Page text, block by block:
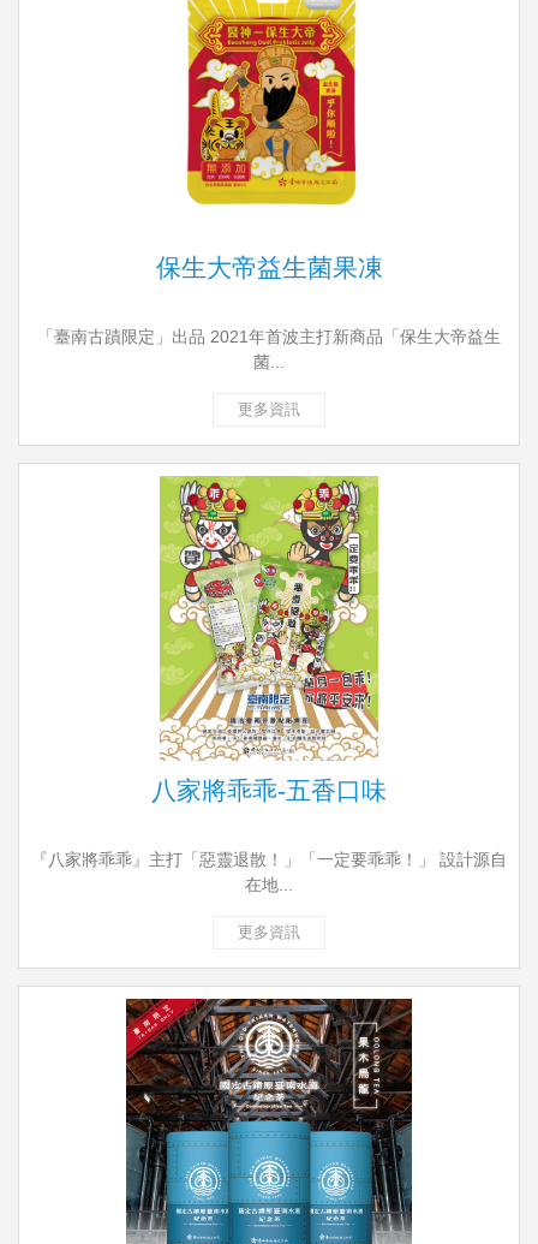
保生大帝益生菌果凍
「臺南古蹟限定」出品 2021年首波主打新商品「保生大帝益生
菌...
更多資訊
八家將乖乖-五香口味
『八家將乖乖』主打「惡靈退散！」「一定要乖乖！」 設計源自
在地...
更多資訊